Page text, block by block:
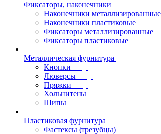
Фиксаторы, наконечники
Наконечники металлизированные
Наконечники пластиковые
Фиксаторы металлизированные
Фиксаторы пластиковые
Металлическая фурнитура
Кнопки
Люверсы
Пряжки
Хольнитены
Шипы
Пластиковая фурнитура
Фастексы (трезубцы)